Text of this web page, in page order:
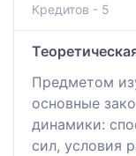
Кредитов - 5
Предметом
основные
динамики:
сил, условия